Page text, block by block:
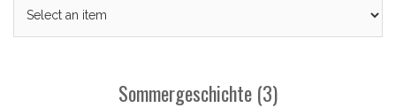
Sommergeschichte (3)